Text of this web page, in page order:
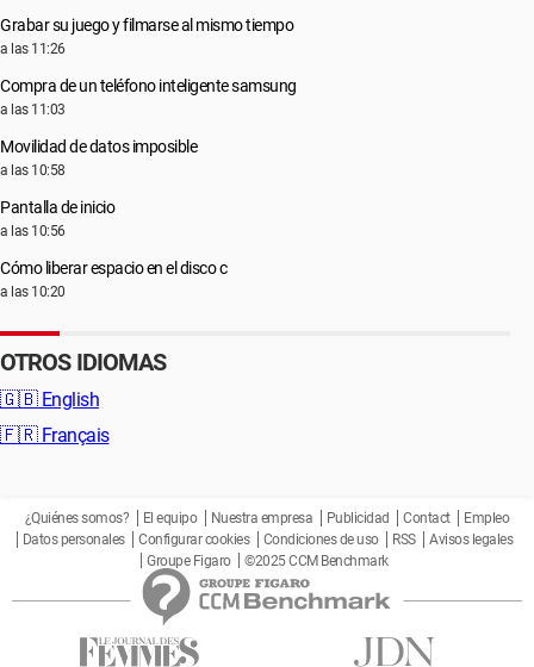
Grabar su juego y filmarse al mismo tiempo
a las 11:26
Compra de un teléfono inteligente samsung
a las 11:03
Movilidad de datos imposible
a las 10:58
Pantalla de inicio
a las 10:56
Cómo liberar espacio en el disco c
a las 10:20
OTROS IDIOMAS
🇬🇧 English
🇫🇷 Français
¿Quiénes somos? El equipo Nuestra empresa Publicidad Contact
Empleo
Datos personales
Configurar cookies Condiciones de uso RSS
Avisos legales
Groupe Figaro
©2025 CCM Benchmark